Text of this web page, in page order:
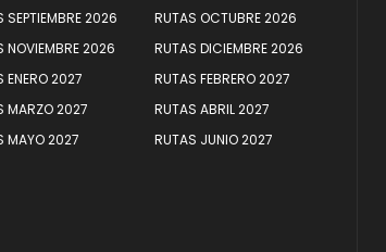
SEPTIEMBRE 2026
RUTAS OCTUBRE 2026
NOVIEMBRE 2026
RUTAS DICIEMBRE 2026
ENERO 2027
RUTAS FEBRERO 2027
MARZO 2027
RUTAS ABRIL 2027
MAYO 2027
RUTAS JUNIO 2027